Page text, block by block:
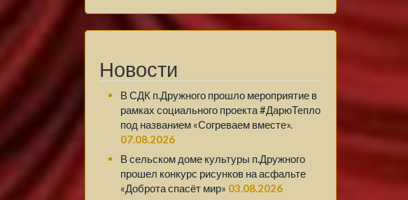
Новости
В СДК п.Дружного прошло мероприятие в
рамках социального проекта #ДарюТепло
под названием «Согреваем вместе».
07.08.2026
В сельском доме культуры п.Дружного
прошел конкурс рисунков на асфальте
«Доброта спасёт мир» 03.08.2026